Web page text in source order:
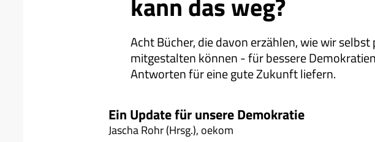
Acht Bücher, die davon erzählen, wie wir
mitgestalten können - für bessere
Antworten für eine gute Zukunft liefern.
Ein Update für unsere Demokratie
Jascha Rohr (Hrsg.), oekom